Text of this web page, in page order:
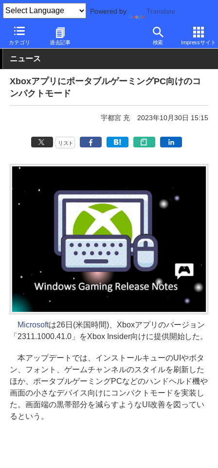
Powered by Translate
カテゴリ 過去記事 検索 Impressサイト
PC Watch ソフトウェア/アプリ 他ソフト/アプリ その他
ニュース
XboxアプリにポータブルゲーミングPC向けのコ
ンパクトモード
宇都宮 充 2023年10月30日 15:15
リスト
Microsoftは26日(米国時間)、Xboxアプリのバージョン
「2311.1000.41.0」をXbox Insider向けに提供開始した。
本アップデートでは、インストールキューのUIやボタ
ン、フォント、ゲームチャンネルのスタイルを刷新した
ほか、ポータブルゲーミングPCなどのハンドヘルド機や
画面の小さなデバイス向けにコンパクトモードを実装し
た。画面端の黒帯部分を減らすようなUI改善を図ってい
るという。